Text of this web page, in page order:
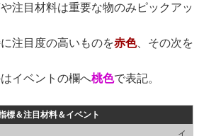
注目材料は重要な物のみピックアッ
注目度の高いものを赤色、その次を
イベントの欄へ桃色で表記。
標＆注目材料＆イベント